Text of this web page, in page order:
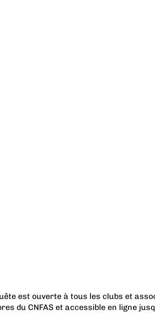
est ouverte à tous les clubs et
du CNFAS et accessible en ligne